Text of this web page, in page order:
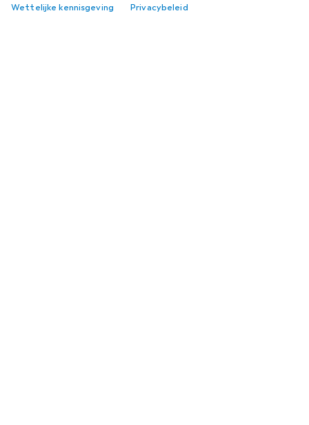
Wettelijke kennisgeving Privacybeleid